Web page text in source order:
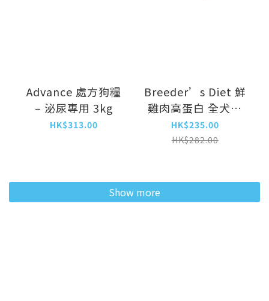
Advance 處方狗糧
– 泌尿專用 3kg
HK$313.00
Breeder’s Diet 鮮
雞肉高蛋白 全犬配
方 15kg (BDD-
1422)
HK$235.00
HK$282.00
Show more